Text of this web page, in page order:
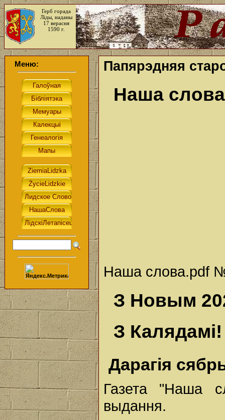
Герб горада
Ліды, наданы
17 верасня
1590 г.
Меню: Папярэдняя
Наша
Наша слова.pdf №
З Новым
З Калядамі!
Дарагія
Газета "Наша
выдання.